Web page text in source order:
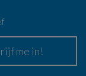
me in!